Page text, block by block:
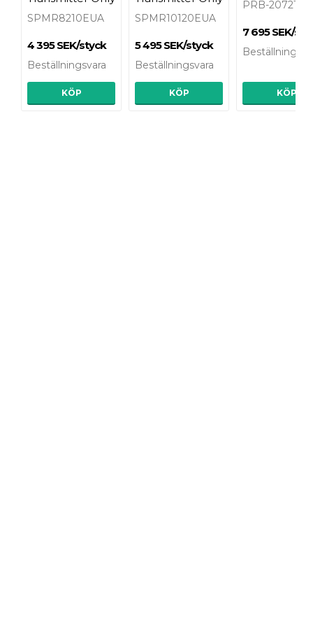
SPMR8210EUA
4 395 SEK/styck
Beställningsvara
KÖP
SPMR10120EUA
5 495 SEK/styck
Beställningsvara
KÖP
PRB-2072T1
7 695 SEK/
KÖP